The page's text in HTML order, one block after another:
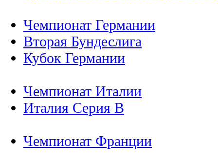
Чемпионат Германии
Вторая Бундеслига
Кубок Германии
Чемпионат Италии
Италия Серия B
Чемпионат Франции